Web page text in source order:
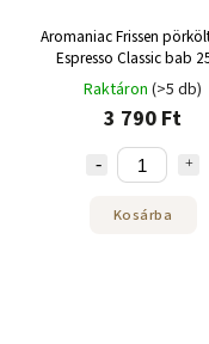
Aromaniac Frissen
Espresso Classic bab
Raktáron (>5 db)
3 790 Ft
Kosárba